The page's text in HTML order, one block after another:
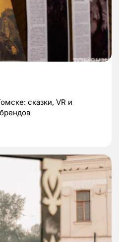
сказки, VR и